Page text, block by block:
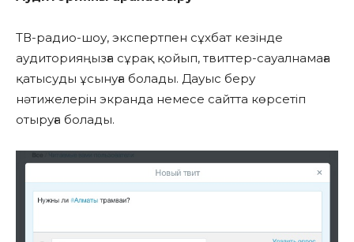
ТВ-радио-шоу, экспертпен сұхбат кезінде
аудиторияңызға сұрақ қойып, твиттер-сауалнамаға
қатысуды ұсынуға болады. Дауыс беру
нәтижелерін экранда немесе сайтта көрсетіп
отыруға болады.